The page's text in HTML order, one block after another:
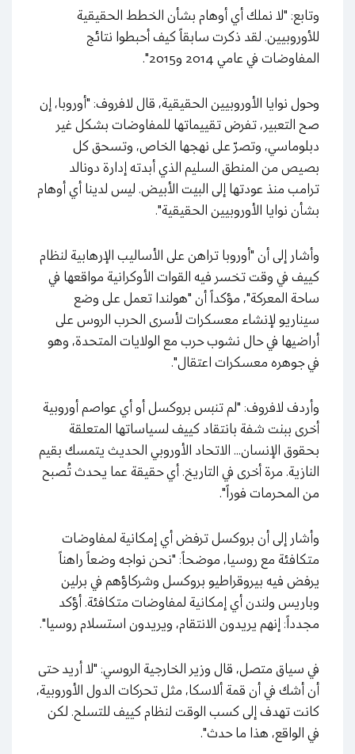
وتابع: "لا نملك أي أوهام بشأن الخطط الحقيقية
للأوروبيين. لقد ذكرت سابقاً كيف أحبطوا نتائج
المفاوضات في عامي 2014 و2015".
وحول نوايا الأوروبيين الحقيقية، قال لافروف: "أوروبا، إن
صح التعبير، تفرض تقييماتها للمفاوضات بشكل غير
دبلوماسي، وتصرّ على نهجها الخاص، وتسحق كل
بصيص من المنطق السليم الذي أبدته إدارة دونالد
ترامب منذ عودتها إلى البيت الأبيض. ليس لدينا أي أوهام
بشأن نوايا الأوروبيين الحقيقية".
وأشار إلى أن "أوروبا تراهن على الأساليب الإرهابية لنظام
كييف في وقت تخسر فيه القوات الأوكرانية مواقعها في
ساحة المعركة"، مؤكداً أن "هولندا تعمل على وضع
سيناريو لإنشاء معسكرات لأسرى الحرب الروس على
أراضيها في حال نشوب حرب مع الولايات المتحدة، وهو
في جوهره معسكرات اعتقال".
وأردف لافروف: "لم تنبس بروكسل أو أي عواصم أوروبية
أخرى ببنت شفة بانتقاد كييف لسياساتها المتعلقة
بحقوق الإنسان... الاتحاد الأوروبي الحديث يتمسك بقيم
النازية. مرة أخرى في التاريخ. أي حقيقة عما يحدث تُصبح
من المحرمات فوراً".
وأشار إلى أن بروكسل ترفض أي إمكانية لمفاوضات
متكافئة مع روسيا، موضحاً: "نحن نواجه وضعاً راهناً
يرفض فيه بيروقراطيو بروكسل وشركاؤهم في برلين
وباريس ولندن أي إمكانية لمفاوضات متكافئة. أؤكد
مجدداً: إنهم يريدون الانتقام، ويريدون استسلام روسيا".
في سياق متصل، قال وزير الخارجية الروسي: "لا أريد حتى
أن أشك في أن قمة ألاسكا، مثل تحركات الدول الأوروبية،
كانت تهدف إلى كسب الوقت لنظام كييف للتسلح. لكن
في الواقع، هذا ما حدث".